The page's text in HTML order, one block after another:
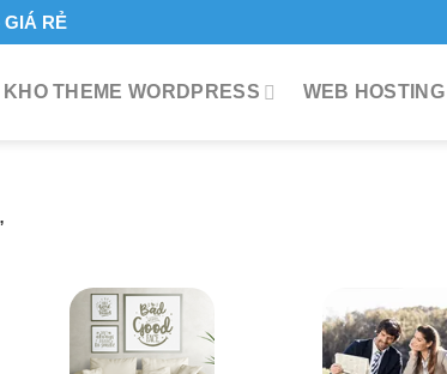
GIÁ RẺ
KHO THEME WORDPRESS WEB HOSTING